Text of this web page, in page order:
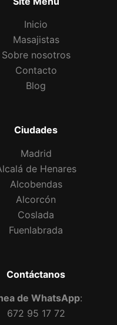
Inicio
Masajistas
Sobre nosotros
Contacto
Blog
Ciudades
Madrid
de Henares
Alcobendas
Alcorcón
Coslada
Fuenlabrada
Contáctanos
de WhatsApp:
672 95 17 72